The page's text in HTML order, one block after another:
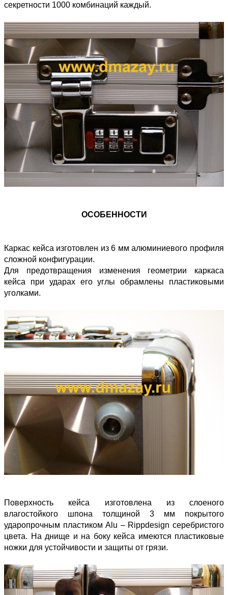
секретности 1000 комбинаций каждый.
ОСОБЕННОСТИ
Каркас кейса изготовлен из 6 мм алюминиевого профиля
сложной конфигурации.
Для предотвращения изменения геометрии каркаса
кейса при ударах его углы обрамлены пластиковыми
уголками.
Поверхность кейса изготовлена из слоеного
влагостойкого шпона толщиной 3 мм покрытого
ударопрочным пластиком Alu – Rippdesign серебристого
цвета. На днище и на боку кейса имеются пластиковые
ножки для устойчивости и защиты от грязи.